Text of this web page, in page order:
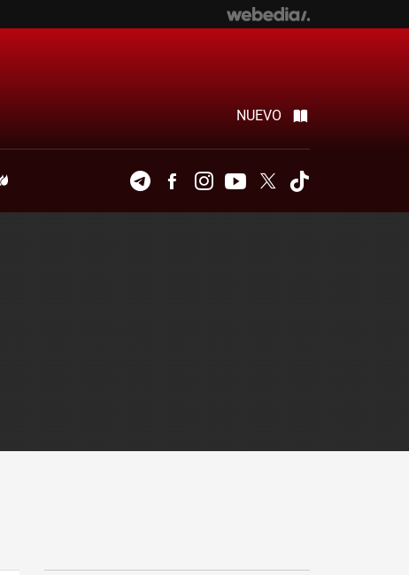
NUEVO
TelegramFacebookInstagramYoutubeTwitter